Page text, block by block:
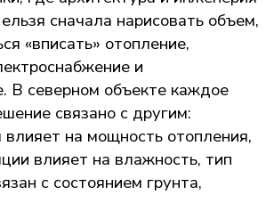
сначала нарисовать объем,
«вписать» отопление,
и
В северном объекте каждое
связано с другим:
влияет на мощность отопления,
влияет на влажность, тип
с состоянием грунта,